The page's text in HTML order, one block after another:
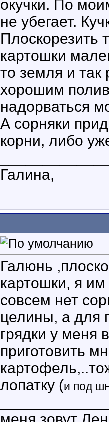
окучки. По
не убегает.
Плоскорезить
картошки
то земля и
хорошим
надорваться
А сорняки
корни, либо
Галина,
Галюнь
картошки, я
совсем нет
целины, а для
грядки у меня
приготовить
лопатку (и под